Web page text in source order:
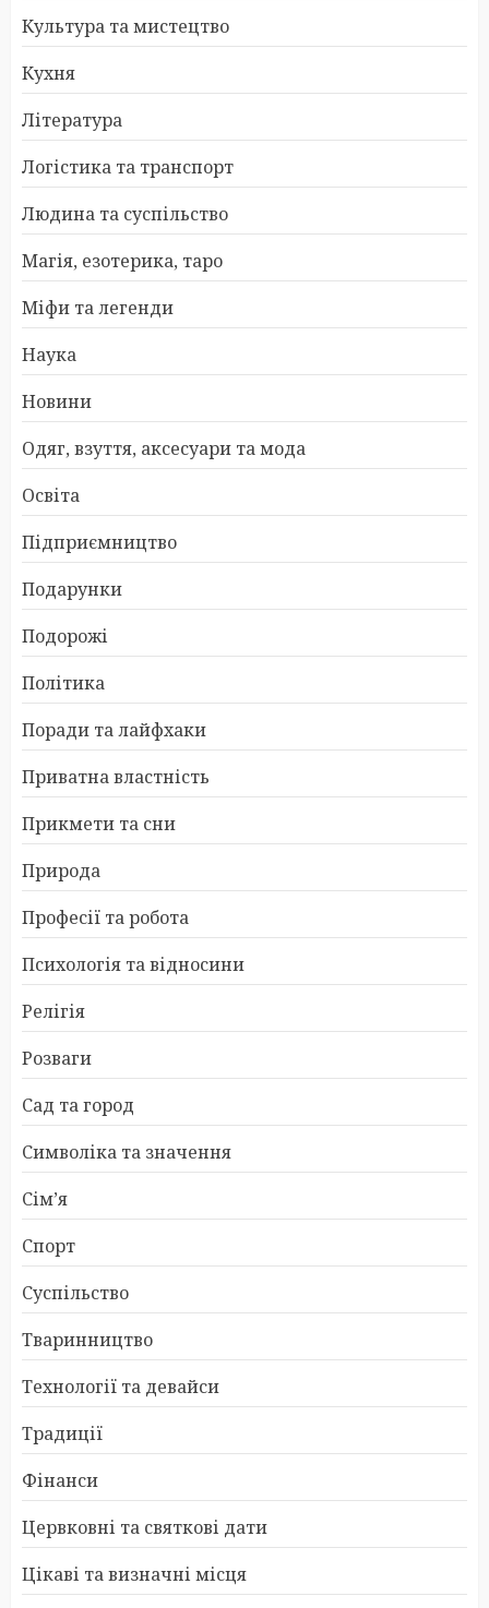
Культура та мистецтво
Кухня
Література
Логістика та транспорт
Людина та суспільство
Магія, езотерика, таро
Міфи та легенди
Наука
Новини
Одяг, взуття, аксесуари та мода
Освіта
Підприємництво
Подарунки
Подорожі
Політика
Поради та лайфхаки
Приватна властність
Прикмети та сни
Природа
Професії та робота
Психологія та відносини
Релігія
Розваги
Сад та город
Символіка та значення
Сім’я
Спорт
Суспільство
Тваринництво
Технології та девайси
Традиції
Фінанси
Цервковні та святкові дати
Цікаві та визначні місця